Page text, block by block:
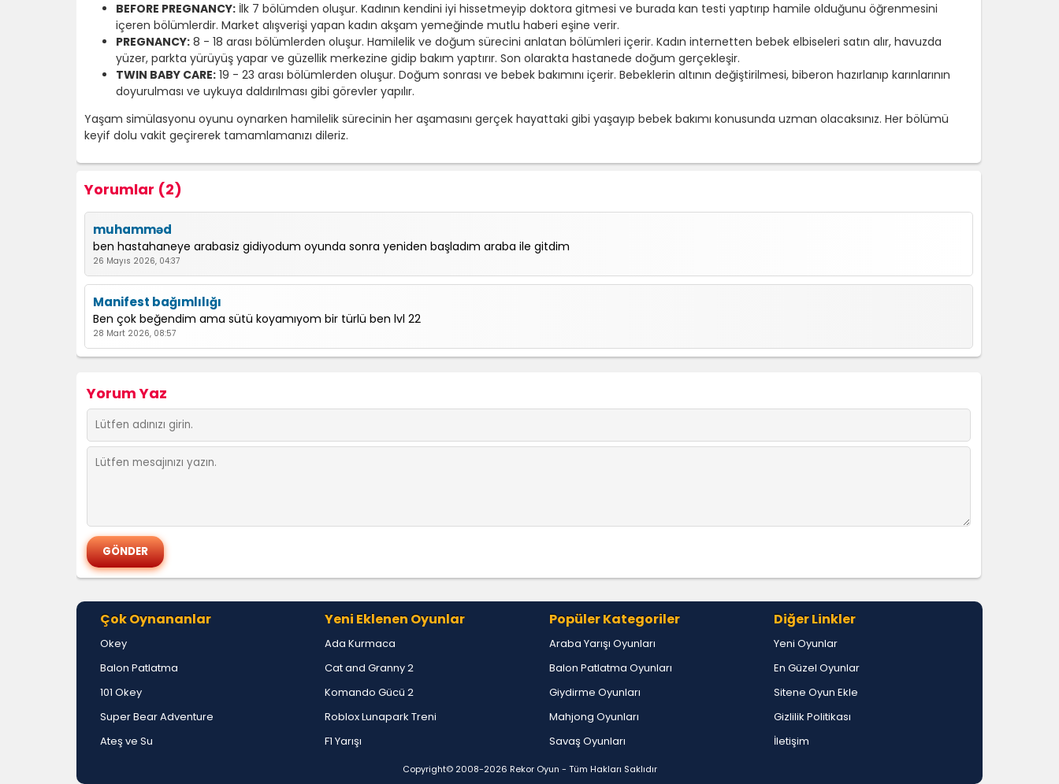
BEFORE PREGNANCY: İlk 7 bölümden oluşur. Kadının kendini iyi hissetmeyip doktora gitmesi ve burada kan testi yaptırıp hamile olduğunu öğrenmesini
içeren bölümlerdir. Market alışverişi yapan kadın akşam yemeğinde mutlu haberi eşine verir.
PREGNANCY: 8 - 18 arası bölümlerden oluşur. Hamilelik ve doğum sürecini anlatan bölümleri içerir. Kadın internetten bebek elbiseleri satın alır, havuzda
yüzer, parkta yürüyüş yapar ve güzellik merkezine gidip bakım yaptırır. Son olarakta hastanede doğum gerçekleşir.
TWIN BABY CARE: 19 - 23 arası bölümlerden oluşur. Doğum sonrası ve bebek bakımını içerir. Bebeklerin altının değiştirilmesi, biberon hazırlanıp karınlarının
doyurulması ve uykuya daldırılması gibi görevler yapılır.
Yaşam simülasyonu oyunu oynarken hamilelik sürecinin her aşamasını gerçek hayattaki gibi yaşayıp bebek bakımı konusunda uzman olacaksınız. Her bölümü
keyif dolu vakit geçirerek tamamlamanızı dileriz.
Yorumlar (2)
muhamməd
ben hastahaneye arabasiz gidiyodum oyunda sonra yeniden başladım araba ile gitdim
26 Mayıs 2026, 04:37
Manifest bağımlılığı
Ben çok beğendim ama sütü koyamıyom bir türlü ben lvl 22
28 Mart 2026, 08:57
Yorum Yaz
Çok Oynananlar
Okey
Balon Patlatma
101 Okey
Super Bear Adventure
Ateş ve Su
Yeni Eklenen Oyunlar
Ada Kurmaca
Cat and Granny 2
Komando Gücü 2
Roblox Lunapark Treni
F1 Yarışı
Popüler Kategoriler
Araba Yarışı Oyunları
Balon Patlatma Oyunları
Giydirme Oyunları
Mahjong Oyunları
Savaş Oyunları
Diğer Linkler
Yeni Oyunlar
En Güzel Oyunlar
Sitene Oyun Ekle
Gizlilik Politikası
İletişim
Copyright© 2008-2026 Rekor Oyun - Tüm Hakları Saklıdır